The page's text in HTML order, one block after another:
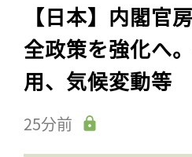
【日本】内閣官
全政策を強化へ
用、気候変動等
25分前